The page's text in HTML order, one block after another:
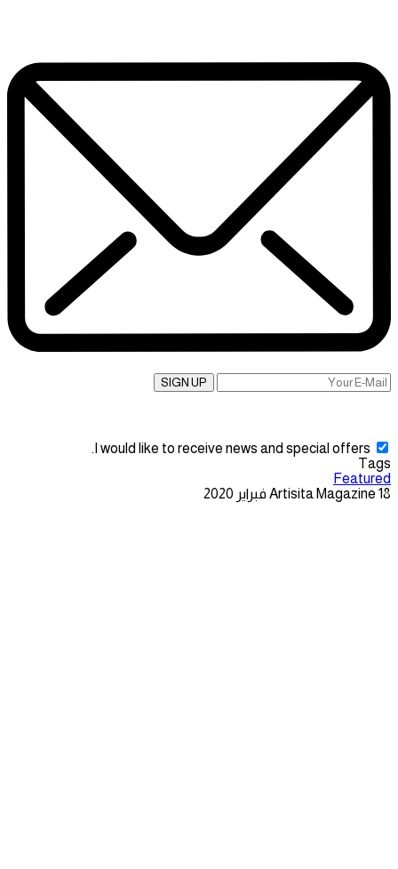
SIGN UP
I would like to receive news and special offers.
Tags
Featured
Artisita Magazine 18 فبراير 2020